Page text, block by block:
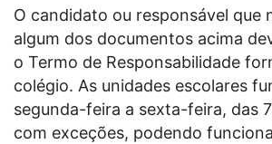
O candidato ou responsável que
algum dos documentos acima
o Termo de Responsabilidade
colégio. As unidades escolares
segunda-feira a sexta-feira, das
com exceções, podendo